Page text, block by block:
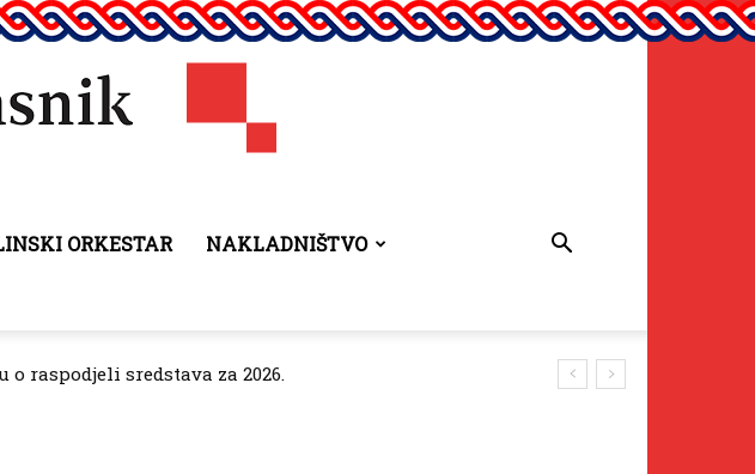
ORKESTAR NAKLADNIŠTVO
raspodjeli sredstava za 2026.